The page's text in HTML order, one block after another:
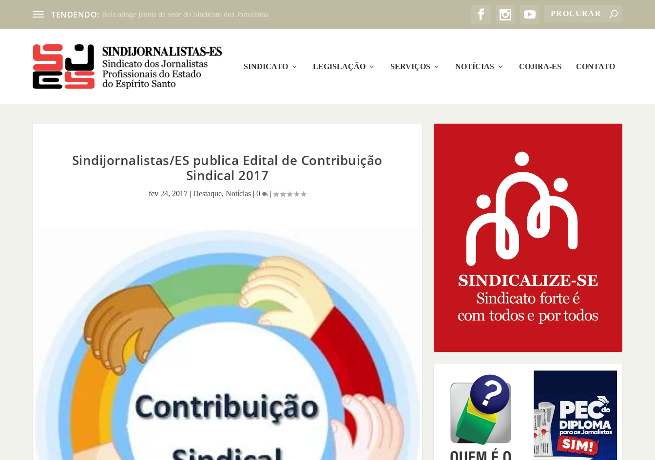
TENDENDO: Bala atinge janela da sede do Sindicato dos Jornalistas
SINDICATO LEGISLAÇÃO SERVIÇOS NOTÍCIAS COJIRA-ES CONTATO
Sindijornalistas/ES publica Edital de Contribuição
Sindical 2017
fev 24, 2017 |Destaque,Notícias |0 |